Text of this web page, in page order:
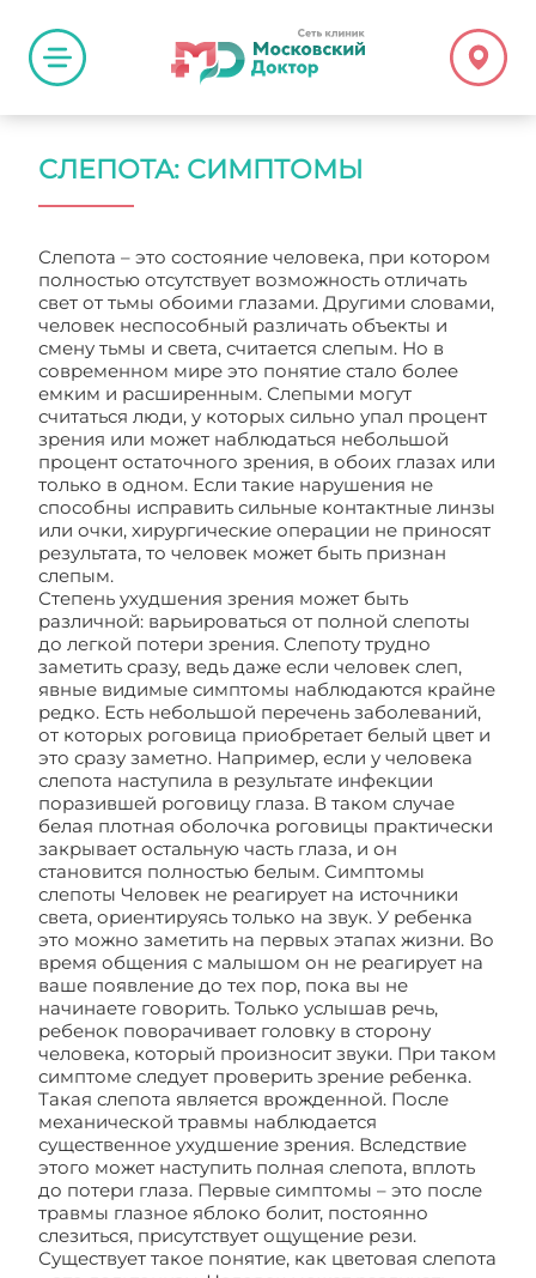
СЛЕПОТА: СИМПТОМЫ
Слепота – это состояние человека, при котором
полностью отсутствует возможность отличать
свет от тьмы обоими глазами. Другими словами,
человек неспособный различать объекты и
смену тьмы и света, считается слепым. Но в
современном мире это понятие стало более
емким и расширенным. Слепыми могут
считаться люди, у которых сильно упал процент
зрения или может наблюдаться небольшой
процент остаточного зрения, в обоих глазах или
только в одном. Если такие нарушения не
способны исправить сильные контактные линзы
или очки, хирургические операции не приносят
результата, то человек может быть признан
слепым.
Степень ухудшения зрения может быть
различной: варьироваться от полной слепоты
до легкой потери зрения. Слепоту трудно
заметить сразу, ведь даже если человек слеп,
явные видимые симптомы наблюдаются крайне
редко. Есть небольшой перечень заболеваний,
от которых роговица приобретает белый цвет и
это сразу заметно. Например, если у человека
слепота наступила в результате инфекции
поразившей роговицу глаза. В таком случае
белая плотная оболочка роговицы практически
закрывает остальную часть глаза, и он
становится полностью белым. Симптомы
слепоты Человек не реагирует на источники
света, ориентируясь только на звук. У ребенка
это можно заметить на первых этапах жизни. Во
время общения с малышом он не реагирует на
ваше появление до тех пор, пока вы не
начинаете говорить. Только услышав речь,
ребенок поворачивает головку в сторону
человека, который произносит звуки. При таком
симптоме следует проверить зрение ребенка.
Такая слепота является врожденной. После
механической травмы наблюдается
существенное ухудшение зрения. Вследствие
этого может наступить полная слепота, вплоть
до потери глаза. Первые симптомы – это после
травмы глазное яблоко болит, постоянно
слезиться, присутствует ощущение рези.
Существует такое понятие, как цветовая слепота